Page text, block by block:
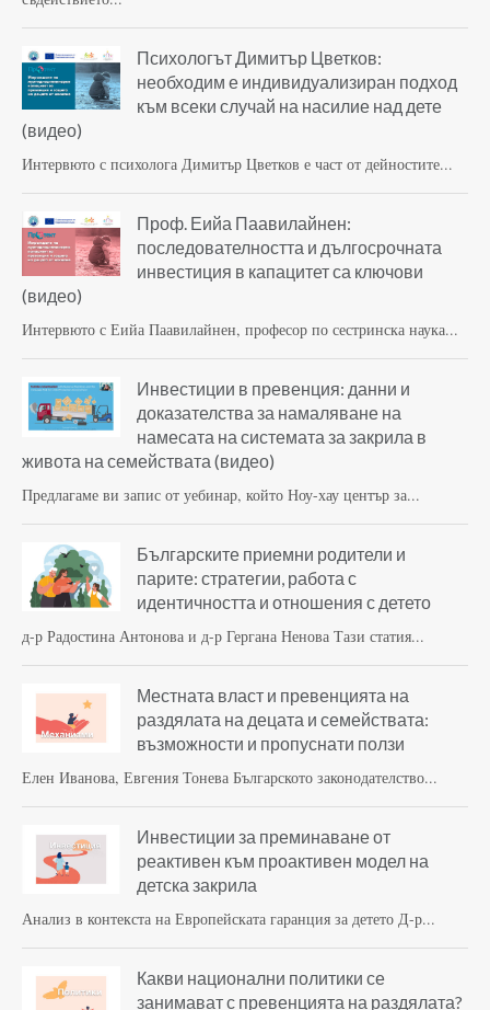
Психологът Димитър Цветков:
необходим е индивидуализиран подход
към всеки случай на насилие над дете
(видео)
Интервюто с психолога Димитър Цветков е част от дейностите...
Проф. Еийа Паавилайнен:
последователността и дългосрочната
инвестиция в капацитет са ключови
(видео)
Интервюто с Еийа Паавилайнен, професор по сестринска наука...
Инвестиции в превенция: данни и
доказателства за намаляване на
намесата на системата за закрила в
живота на семействата (видео)
Предлагаме ви запис от уебинар, който Ноу-хау център за...
Българските приемни родители и
парите: стратегии, работа с
идентичността и отношения с детето
д-р Радостина Антонова и д-р Гергана Ненова Тази статия...
Местната власт и превенцията на
раздялата на децата и семействата:
възможности и пропуснати ползи
Елен Иванова, Евгения Тонева Българското законодателство...
Инвестиции за преминаване от
реактивен към проактивен модел на
детска закрила
Анализ в контекста на Европейската гаранция за детето Д-р...
Какви национални политики се
занимават с превенцията на раздялата?